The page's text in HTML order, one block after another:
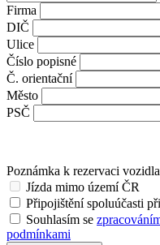
Firma
DIČ
Ulice
Číslo popisné
Č. orientační
Město
PSČ
Poznámka k rezervaci vozidla
Jízda mimo území ČR
Připojištění spoluúčasti
Souhlasím se
podmínkami